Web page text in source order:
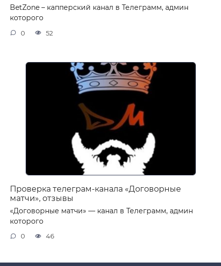
BetZone – капперский канал в Телеграмм, админ
которого
0 52
Проверка телеграм-канала «Договорные
матчи», отзывы
«Договорные матчи» — канал в Телеграмм, админ
которого
0 46